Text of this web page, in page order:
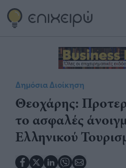
Δημόσια Διοίκηση
​Θεοχάρης:
το ασφαλές
Ελληνικού